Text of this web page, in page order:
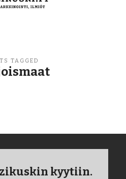
TAGGED
kyytiin.